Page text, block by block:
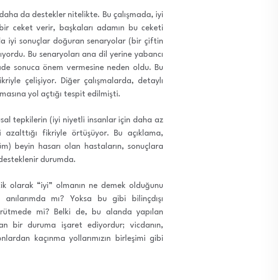
da destekler nitelikte. Bu çalışmada, iyi
ceket verir, başkaları adamın bu ceketi
iyi sonuçlar doğuran senaryolar (bir çiftin
Bu senaryoları ana dil yerine yabancı
sonuca önem vermesine neden oldu. Bu
çelişiyor. Diğer çalışmalarda, detaylı
yol açtığı tespit edilmişti.
tepkilerin (iyi niyetli insanlar için daha az
fikriyle örtüşüyor. Bu açıklama,
beyin hasarı olan hastaların, sonuçlara
durumda.
olarak “iyi” olmanın ne demek olduğunu
mı? Yoksa bu gibi bilinçdışı
mi? Belki de, bu alanda yapılan
bir duruma işaret ediyordur; vicdanın,
kaçınma yollarımızın birleşimi gibi